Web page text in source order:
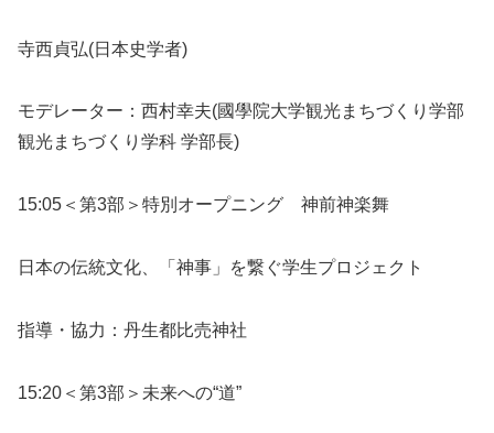
寺西貞弘(日本史学者)
モデレーター：西村幸夫(國學院大学観光まちづくり学部
観光まちづくり学科 学部長)
15:05＜第3部＞特別オープニング 神前神楽舞
日本の伝統文化、「神事」を繋ぐ学生プロジェクト
指導・協力：丹生都比売神社
15:20＜第3部＞未来への“道”